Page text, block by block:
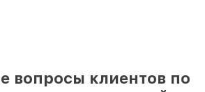
вопросы клиентов по